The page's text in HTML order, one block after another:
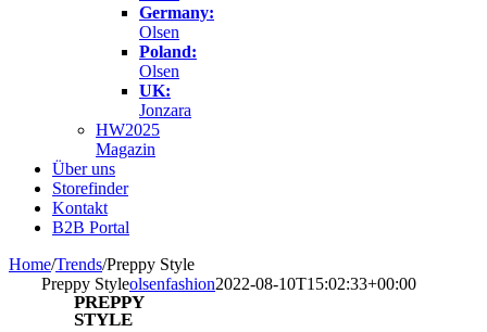
Germany:
Olsen
Poland:
Olsen
UK:
Jonzara
HW2025
Magazin
Über uns
Storefinder
Kontakt
B2B Portal
Home/Trends/Preppy Style
Preppy Styleolsenfashion2022-08-10T15:02:33+00:00
PREPPY
STYLE